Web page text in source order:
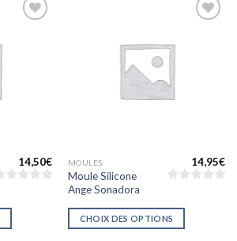
14,50€ MOULES
Moule Silicone
Ange Sonadora
14,95€
CHOIX DES OPTIONS